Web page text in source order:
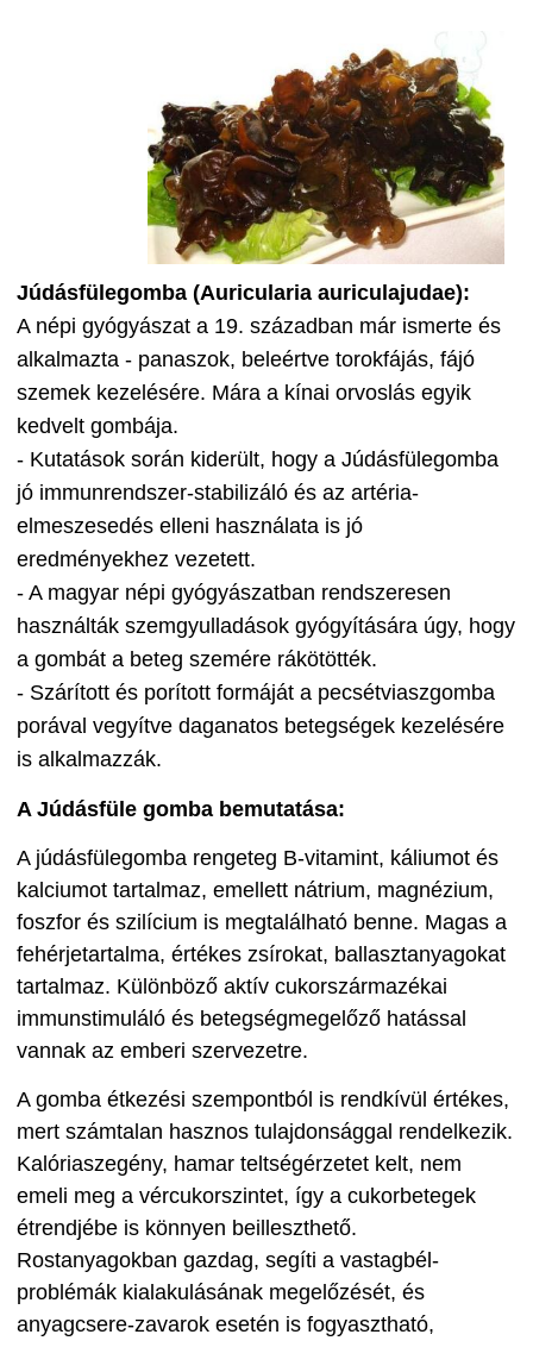
Júdásfülegomba (Auricularia auriculajudae):
A népi gyógyászat a 19. században már ismerte és
alkalmazta - panaszok, beleértve torokfájás, fájó
szemek kezelésére. Mára a kínai orvoslás egyik
kedvelt gombája.
- Kutatások során kiderült, hogy a Júdásfülegomba
jó immunrendszer-stabilizáló és az artéria-
elmeszesedés elleni használata is jó
eredményekhez vezetett.
- A magyar népi gyógyászatban rendszeresen
használták szemgyulladások gyógyítására úgy, hogy
a gombát a beteg szemére rákötötték.
- Szárított és porított formáját a pecsétviaszgomba
porával vegyítve daganatos betegségek kezelésére
is alkalmazzák.
A Júdásfüle gomba bemutatása:
A júdásfülegomba rengeteg B-vitamint, káliumot és
kalciumot tartalmaz, emellett nátrium, magnézium,
foszfor és szilícium is megtalálható benne. Magas a
fehérjetartalma, értékes zsírokat, ballasztanyagokat
tartalmaz. Különböző aktív cukorszármazékai
immunstimuláló és betegségmegelőző hatással
vannak az emberi szervezetre.
A gomba étkezési szempontból is rendkívül értékes,
mert számtalan hasznos tulajdonsággal rendelkezik.
Kalóriaszegény, hamar teltségérzetet kelt, nem
emeli meg a vércukorszintet, így a cukorbetegek
étrendjébe is könnyen beilleszthető.
Rostanyagokban gazdag, segíti a vastagbél-
problémák kialakulásának megelőzését, és
anyagcsere-zavarok esetén is fogyasztható,